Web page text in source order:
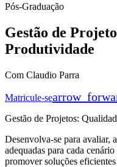
Pós-Graduação
Gestão de
Produtividade
Com Claudio Parra
Matricule-se
Gestão de Projetos:
Desenvolva-se para avaliar,
adequadas para cada
promover soluções